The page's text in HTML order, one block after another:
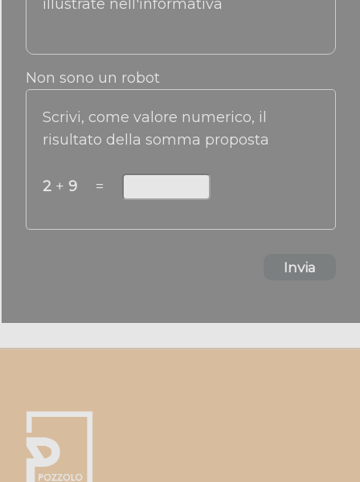
illustrate nell'informativa
Non sono un robot
Scrivi, come valore numerico, il
risultato della somma proposta
2 + 9 =
Invia